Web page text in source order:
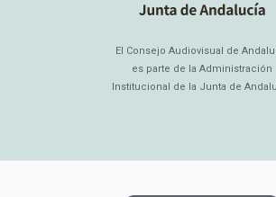
El Consejo Audiovisual de
es parte de la Administración
Institucional de la Junta de